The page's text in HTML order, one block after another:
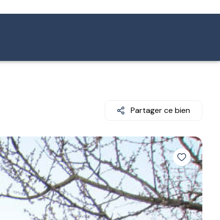
Partager ce bien